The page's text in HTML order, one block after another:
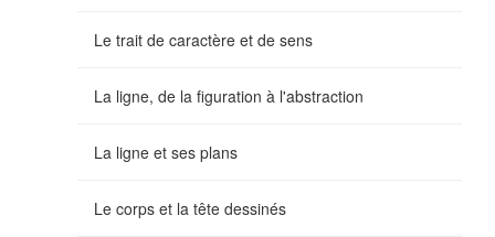
Le trait de caractère et de sens
La ligne, de la figuration à l'abstraction
La ligne et ses plans
Le corps et la tête dessinés